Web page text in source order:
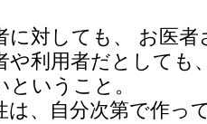
に対しても、 お医
や利用者だとしても
いうこと。
は、自分次第で作っ